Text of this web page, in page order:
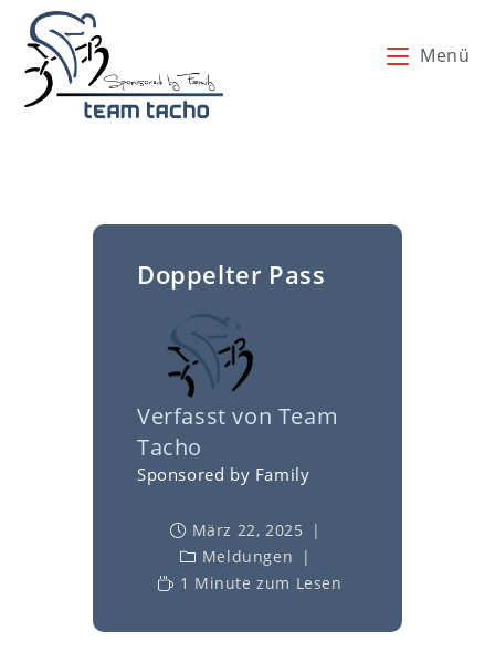
Inhalt
springen
Menü
Doppelter Pass
Verfasst von Team
Tacho
Sponsored by Family
März 22, 2025
Meldungen
1 Minute zum Lesen